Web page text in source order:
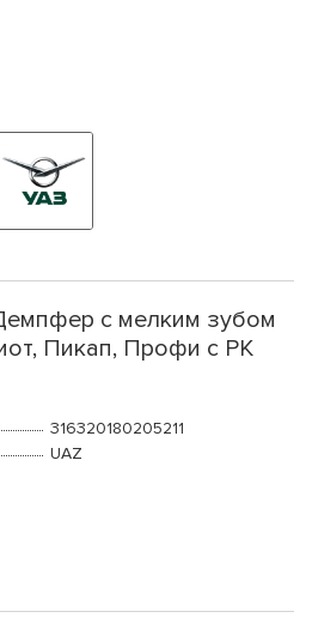
с мелким зубом
Пикап, Профи с РК
316320180205211
UAZ